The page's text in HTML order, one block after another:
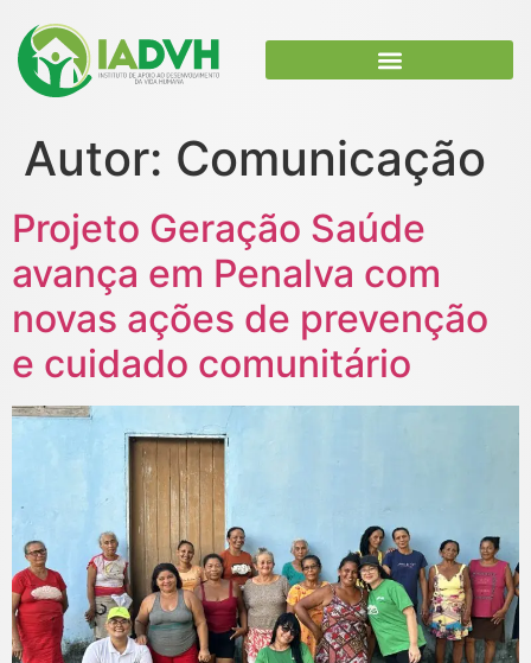
Autor: Comunicação
Projeto Geração Saúde
avança em Penalva com
novas ações de prevenção
e cuidado comunitário